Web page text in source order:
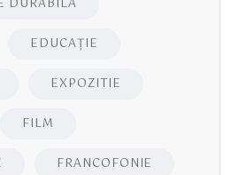
DURABILA
EDUCAŢIE
EXPOZITIE
FILM
FRANCOFONIE